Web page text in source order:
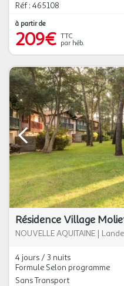
Réf : 465108
à partir de
209€ TTC
par héb.
Résidence Village
NOUVELLE AQUITAINE |
4 jours / 3 nuits
Formule Selon programme
Sans Transport